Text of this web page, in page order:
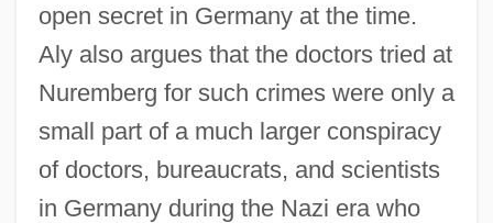
open secret in Germany at the time.
Aly also argues that the doctors tried at
Nuremberg for such crimes were only a
small part of a much larger conspiracy
of doctors, bureaucrats, and scientists
in Germany during the Nazi era who